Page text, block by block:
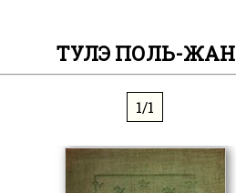
ТУЛЭ ПОЛЬ-ЖАН
1/1